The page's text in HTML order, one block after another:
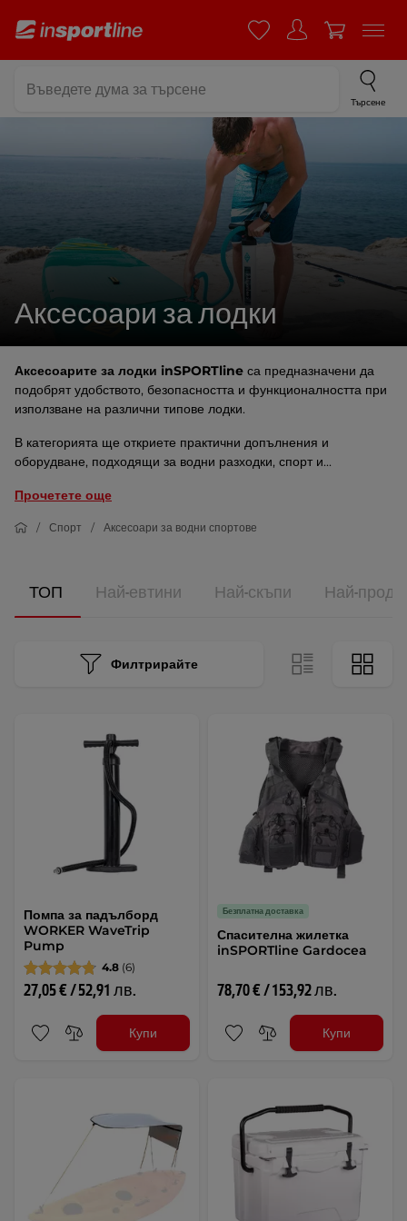
Търсене
Аксесоари за лодки
Аксесоарите за лодки inSPORTline са предназначени да
подобрят удобството, безопасността и функционалността при
използване на различни типове лодки.
В категорията ще откриете практични допълнения и
оборудване, подходящи за водни разходки, спорт и...
Прочетете още
Спорт Аксесоари за водни спортове
ТОП Най-евтини Най-скъпи Най-
Филтрирайте
Помпа за падълборд
WORKER WaveTrip
Pump
4.8 (6)
27,05 € / 52,91 лв.
Купи
Безплатна доставка
Спасителна жилетка
inSPORTline Gardocea
78,70 € / 153,92 лв.
Купи